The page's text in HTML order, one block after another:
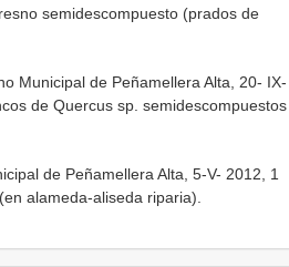
semidescompuesto (prados de
Municipal de Peñamellera Alta, 20- IX-
de Quercus sp. semidescompuestos
de Peñamellera Alta, 5-V- 2012, 1
alameda-aliseda riparia).